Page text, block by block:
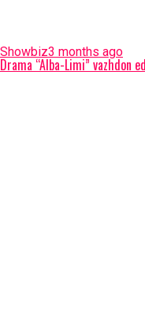
Showbiz3 months ago
Drama “Alba-Limi”